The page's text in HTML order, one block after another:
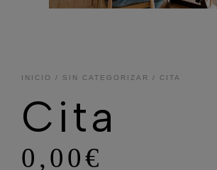
INICIO / SIN CATEGORIZAR / CITA
Cita
0,00€